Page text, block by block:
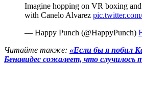
Imagine hopping on VR boxing
with Canelo Alvarez
— Happy Punch (@HappyPunch)
Читайте также: «Если бы я побил
Бенавидес сожалеет, что случилось